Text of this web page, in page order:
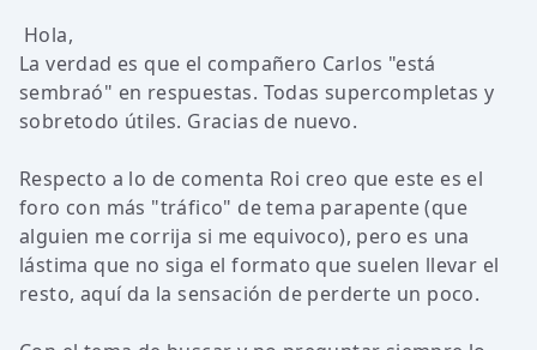
Hola,
La verdad es que el compañero Carlos "está
sembraó" en respuestas. Todas supercompletas y
sobretodo útiles. Gracias de nuevo.
Respecto a lo de comenta Roi creo que este es el
foro con más "tráfico" de tema parapente (que
alguien me corrija si me equivoco), pero es una
lástima que no siga el formato que suelen llevar el
resto, aquí da la sensación de perderte un poco.